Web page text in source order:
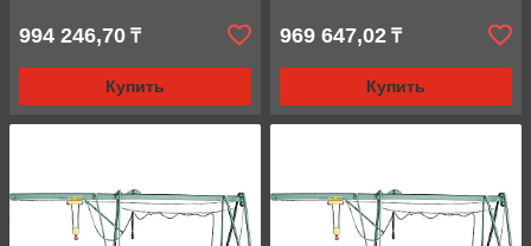
994 246,70 ₸
Купить
969 647,02 ₸
Купить